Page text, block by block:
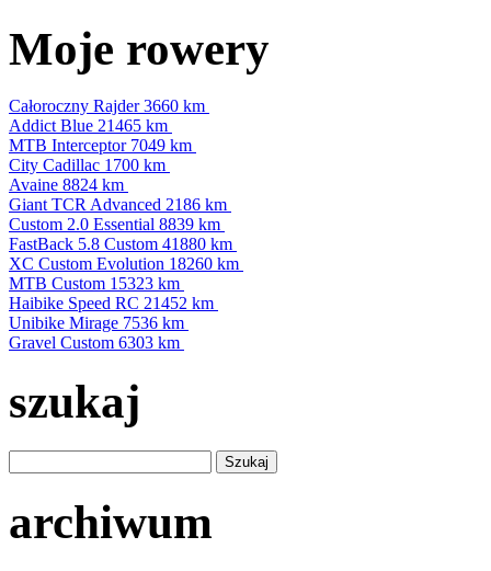
Moje rowery
Całoroczny Rajder3660 km
Addict Blue 21465 km
MTB Interceptor 7049 km
City Cadillac 1700 km
Avaine 8824 km
Giant TCR Advanced 2186 km
Custom 2.0 Essential 8839 km
FastBack 5.8 Custom 41880 km
XC Custom Evolution 18260 km
MTB Custom 15323 km
Haibike Speed RC 21452 km
Unibike Mirage 7536 km
Gravel Custom 6303 km
szukaj
archiwum